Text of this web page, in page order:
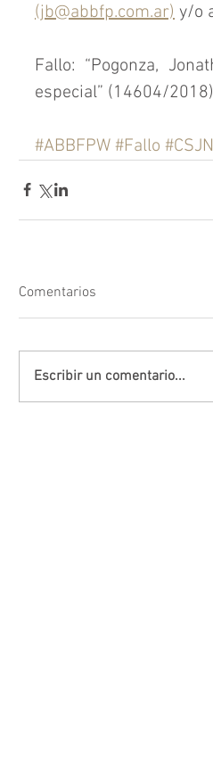
(jb@abbfp.com.ar) y/o
Fallo: “Pogonza,
especial” (14604/
#ABBFPW #Fallo #CSJN
Comentarios
Escribir un comentario...